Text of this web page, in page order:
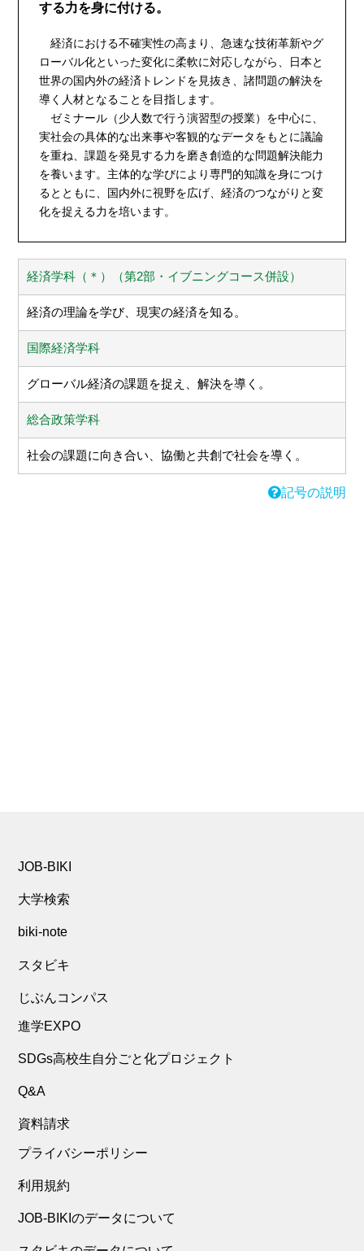
する力を身に付ける。
経済における不確実性の高まり、急速な技術革新やグ
ローバル化といった変化に柔軟に対応しながら、日本と
世界の国内外の経済トレンドを見抜き、諸問題の解決を
導く人材となることを目指します。
ゼミナール（少人数で行う演習型の授業）を中心に、
実社会の具体的な出来事や客観的なデータをもとに議論
を重ね、課題を発見する力を磨き創造的な問題解決能力
を養います。主体的な学びにより専門的知識を身につけ
るとともに、国内外に視野を広げ、経済のつながりと変
化を捉える力を培います。
経済学科（＊）（第2部・イブニングコース併設）
経済の理論を学び、現実の経済を知る。
国際経済学科
グローバル経済の課題を捉え、解決を導く。
総合政策学科
社会の課題に向き合い、協働と共創で社会を導く。
記号の説明
JOB-BIKI
大学検索
biki-note
スタビキ
じぶんコンパス
進学EXPO
SDGs高校生自分ごと化プロジェクト
Q&A
資料請求
プライバシーポリシー
利用規約
JOB-BIKIのデータについて